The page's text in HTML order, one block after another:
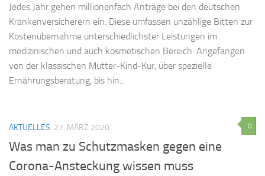
Jedes Jahr gehen millionenfach Anträge bei den deutschen
Krankenversicherern ein. Diese umfassen unzählige Bitten zur
Kostenübernahme unterschiedlichster Leistungen im
medizinischen und auch kosmetischen Bereich. Angefangen
von der klassischen Mutter-Kind-Kur, über spezielle
Ernährungsberatung, bis hin...
0
AKTUELLES 27. MÄRZ 2020
Was man zu Schutzmasken gegen eine
Corona-Ansteckung wissen muss